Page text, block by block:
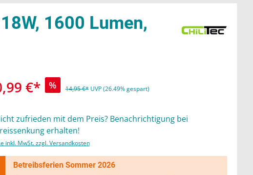
1600 Lumen,
€* % 14,95 €* UVP (26.49% gespart)
zufrieden mit dem Preis? Benachrichtigung bei
erhalten!
inkl. MwSt. zzgl. Versandkosten
Betreibsferien Sommer 2026